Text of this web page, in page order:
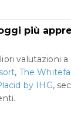
più
valutazioni a
, The
by IHG,